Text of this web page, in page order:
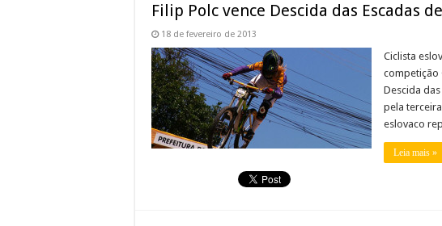
Filip Polc vence Descida das Escadas
18 de fevereiro de 2013
Ciclista
competição
Descida
pela
eslovaco
Leia mais »